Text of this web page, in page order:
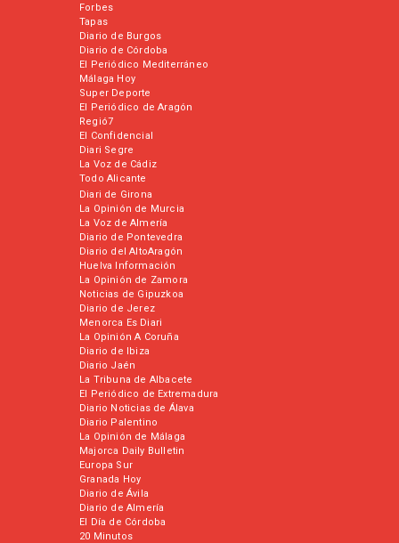
Forbes
Tapas
Diario de Burgos
Diario de Córdoba
El Periódico Mediterráneo
Málaga Hoy
Super Deporte
El Periódico de Aragón
Regió7
El Confidencial
Diari Segre
La Voz de Cádiz
Todo Alicante
Diari de Girona
La Opinión de Murcia
La Voz de Almería
Diario de Pontevedra
Diario del AltoAragón
Huelva Información
La Opinión de Zamora
Noticias de Gipuzkoa
Diario de Jerez
Menorca Es Diari
La Opinión A Coruña
Diario de Ibiza
Diario Jaén
La Tribuna de Albacete
El Periódico de Extremadura
Diario Noticias de Álava
Diario Palentino
La Opinión de Málaga
Majorca Daily Bulletin
Europa Sur
Granada Hoy
Diario de Ávila
Diario de Almería
El Día de Córdoba
20 Minutos